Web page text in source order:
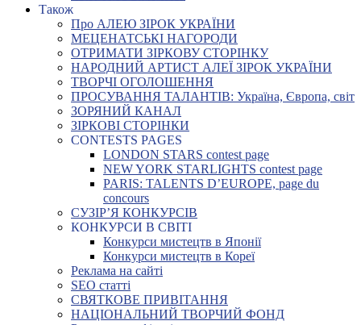
Також
Про АЛЕЮ ЗІРОК УКРАЇНИ
МЕЦЕНАТСЬКІ НАГОРОДИ
ОТРИМАТИ ЗІРКОВУ СТОРІНКУ
НАРОДНИЙ АРТИСТ АЛЕЇ ЗІРОК УКРАЇНИ
ТВОРЧІ ОГОЛОШЕННЯ
ПРОСУВАННЯ ТАЛАНТІВ: Україна, Європа, світ
ЗОРЯНИЙ КАНАЛ
ЗІРКОВІ СТОРІНКИ
CONTESTS PAGES
LONDON STARS contest page
NEW YORK STARLIGHTS contest page
PARIS: TALENTS D’EUROPE, page du
concours
СУЗІР’Я КОНКУРСІВ
КОНКУРСИ В СВІТІ
Конкурси мистецтв в Японії
Конкурси мистецтв в Кореї
Реклама на сайті
SEO статті
СВЯТКОВЕ ПРИВІТАННЯ
НАЦІОНАЛЬНИЙ ТВОРЧИЙ ФОНД